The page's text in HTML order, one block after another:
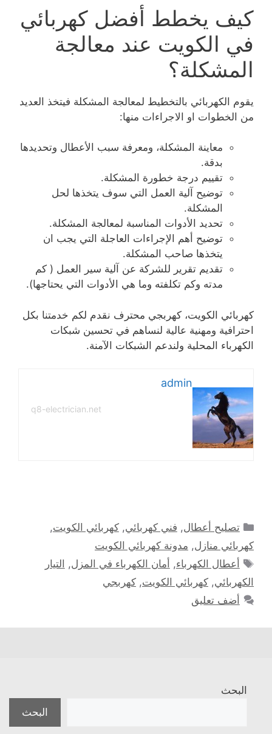
كيف يخطط أفضل كهربائي
في الكويت عند معالجة
المشكلة؟
يقوم الكهربائي بالتخطيط لمعالجة المشكلة فيتخذ العديد
من الخطوات او الاجراءات منها:
معاينة المشكلة، ومعرفة سبب الأعطال وتحديدها
بدقة.
تقييم درجة خطورة المشكلة.
توضيح آلية العمل التي سوف يتخذها لحل
المشكلة.
تحديد الأدوات المناسبة لمعالجة المشكلة.
توضيح أهم الإجراءات العاجلة التي يجب ان
يتخذها صاحب المشكلة.
تقديم تقرير للشركة عن آلية سير العمل ( كم
مدته وكم تكلفته وما هي الأدوات التي يحتاجها).
كهربائي الكويت، كهربجي محترف نقدم لكم خدمتنا بكل
احترافية ومهنية عالية لنساهم في تحسين شبكات
الكهرباء المحلية ولندعم الشبكات الآمنة.
admin
q8-electrician.net
التصنيفات
تصليح أعطال, فني كهربائي,كهربائي الكويت,
كهربائي منازل, مدونة كهربائي الكويت
الوسوم
أعطال الكهرباء, أمان الكهرباء في المزل, التيار
الكهربائي, كهربائي الكويت, كهربجي
أضف تعليق
البحث
البحث